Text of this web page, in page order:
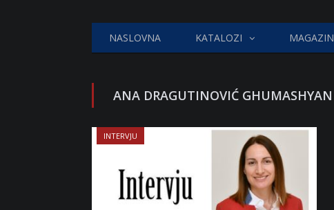
NASLOVNA KATALOZI MAGAZIN
ANA DRAGUTINOVIĆ GHUMASHYAN
INTERVJU